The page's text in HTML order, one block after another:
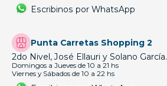
Escribinos por WhatsApp
Punta Carretas Shopping 2
2do Nivel, José Ellauri y Solano García.
Domingos a Jueves de 10 a 21 hs
Viernes y Sábados de 10 a 22 hs